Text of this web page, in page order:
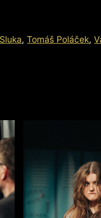
,Tomáš Poláček,